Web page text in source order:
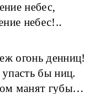
небес,
небес!..
огонь денниц!
бы ниц.
манят губы…